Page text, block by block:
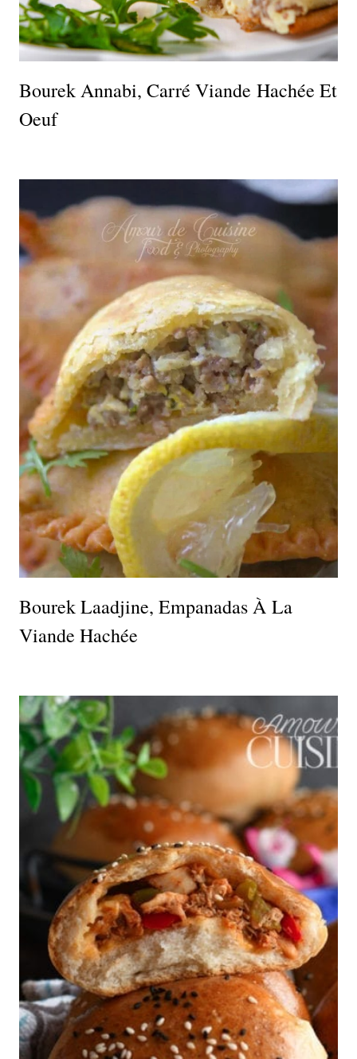
Bourek Annabi, Carré Viande Hachée Et
Oeuf
Bourek Laadjine, Empanadas À La
Viande Hachée